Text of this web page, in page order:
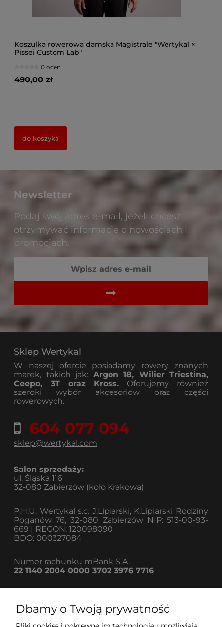
Spodenki rowerowe damskie Magistrale UAE
"Wertykal × Pissei Custom Lab"
0 ocen
645,00 zł
do koszyka
Newsletter
Podaj swój adres e-mail, jeżeli chcesz
otrzymywać informacje o nowościach i
promocjach.
Sklep Wertykal
W naszej ofercie posiadamy rowery znanych
marek, takich jak: Argon 18, Wilier Triestina,
Ceepo, 3T oraz Kross. Oferujemy również
szeroki wybór akcesoriów oraz części
rowerowych.
604 077 094
sklep@wertykal.com
Salon sprzedaży:
ul. Śląska 116
32-080 Zabierzów (koło Krakowa)
P.H.U. Wertykal s.c. J.Lipiarski, K.Lipiarski Rodziny
Poganów 76, 32-080 Zabierzów NIP: 513-00-93-
669 | REGON: 120098090
BDO: 000327084
Numer rachunku mBank S.A.
22 1140 2004 0000 3702 3976 7716
Informacje
Dbamy o Twoją prywatność